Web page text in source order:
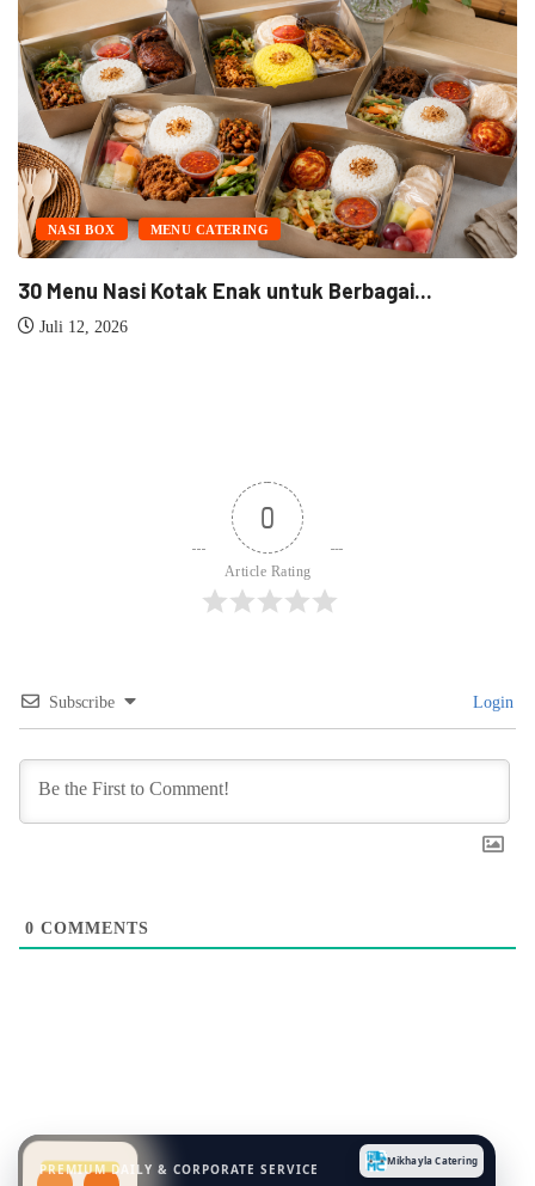
Enak untuk Berbagai... MENU CATERING
0
Article Rating
Subscribe Login
0 COMMENTS
Mikhayla Catering
PREMIUM DAILY & CORPORATE SERVICE